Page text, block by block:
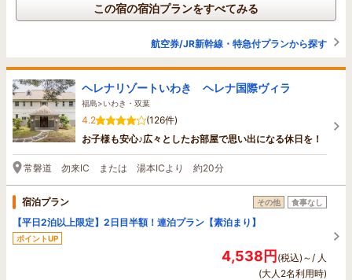
この宿の宿泊プランをすべてみる
航空券/JR新幹線・特急付プランから探す
ヘレナリゾートいわき ヘレナ国際ヴィラ
福島>いわき・双葉
4.2
(126件)
お子様も安心♪広々としたお部屋で思い出になる休日を！
常磐道 勿来IC または 湯本ICより 約20分
宿泊プラン その他 食事なし
【平日2泊以上限定】2日目半額！連泊プラン【素泊まり】
ポイントUP
4,538円(税込)～/ 人
(大人2名利用時)